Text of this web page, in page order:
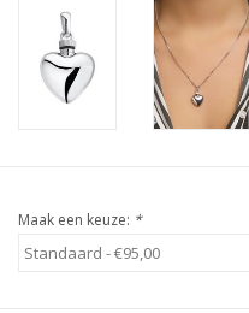
Maak een keuze: *